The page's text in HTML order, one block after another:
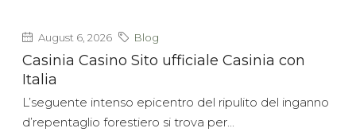
August 6, 2026 Blog
Casinia Casino Sito ufficiale Casinia con
Italia
L’seguente intenso epicentro del ripulito del inganno
d’repentaglio forestiero si trova per...